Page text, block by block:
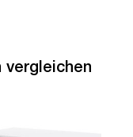
vergleichen